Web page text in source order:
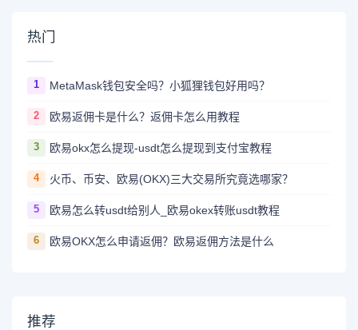
热门
1 MetaMask钱包安全吗？小狐狸钱包好用吗？
2 欧易返佣卡是什么？返佣卡怎么用教程
3 欧易okx怎么提现-usdt怎么提现到支付宝教程
4 火币、币安、欧易(OKX)三大交易所究竟选哪家？
5 欧易怎么转usdt给别人_欧易okex转账usdt教程
6 欧易OKX怎么申请返佣？欧易返佣方法是什么
推荐